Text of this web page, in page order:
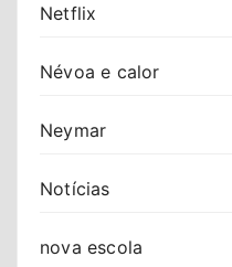
Netflix
Névoa e calor
Neymar
Notícias
nova escola